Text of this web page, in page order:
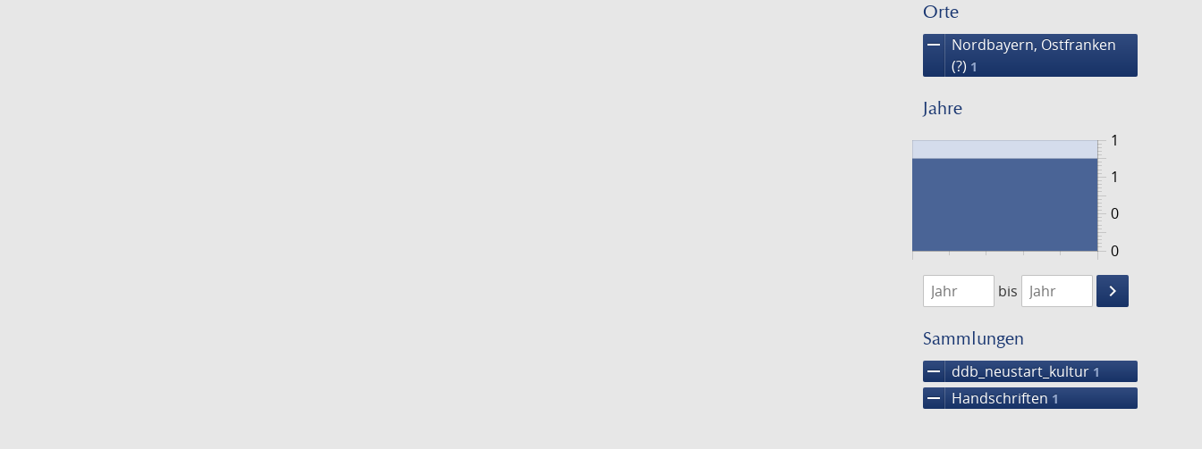
Orte
remove
Nordbayern, Ostfranken
(?) 1
Jahre
0
1
0
1
1474
1475
bis
keyboard_arrow_right
Suche
Sammlungen
remove ddb_neustart_kultur 1
remove Handschriften 1